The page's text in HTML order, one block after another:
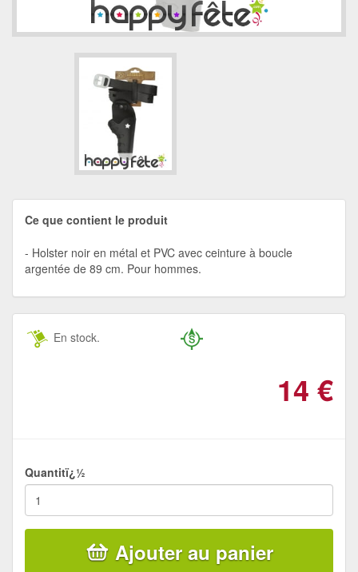
Ce que contient le produit
Holster noir en métal et PVC avec ceinture à boucle
argentée de 89 cm. Pour hommes.
En stock.
14 €
Quantitï¿½
Ajouter au panier